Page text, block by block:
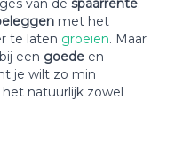
van de spaarrente.
met het
te laten groeien. Maar
een goede en
je wilt zo min
het natuurlijk zowel